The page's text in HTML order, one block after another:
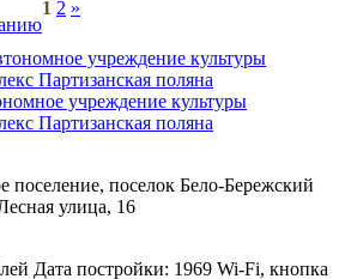
1 2 »
учреждение культуры
Партизанская поляна
поселение, поселок Бело-Бережский
улица, 16
Дата постройки: 1969 Wi-Fi, кнопка